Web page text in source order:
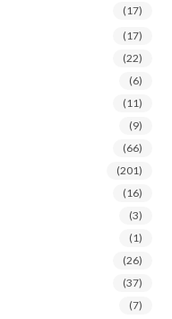
(17)
(17)
(22)
(6)
(11)
(9)
(66)
(201)
(16)
(3)
(1)
(26)
(37)
(7)